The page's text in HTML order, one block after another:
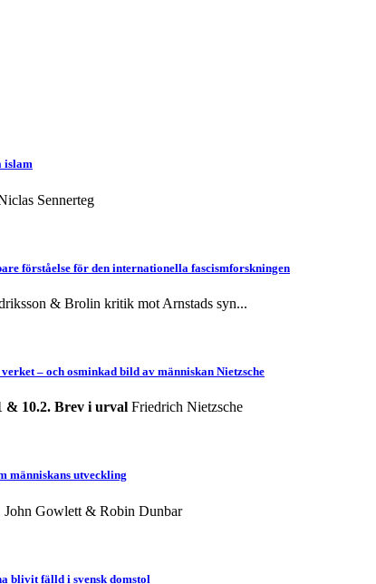
islam
Sennerteg
förståelse för den internationella fascismforskningen
& Brolin kritik mot Arnstads syn...
– och osminkad bild av människan Nietzsche
& 10.2. Brev i urval Friedrich Nietzsche
människans utveckling
John Gowlett & Robin Dunbar
blivit fälld i svensk domstol